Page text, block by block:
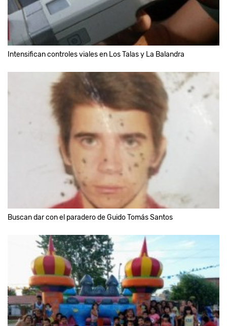
Intensifican controles viales en Los Talas y La Balandra
Buscan dar con el paradero de Guido Tomás Santos